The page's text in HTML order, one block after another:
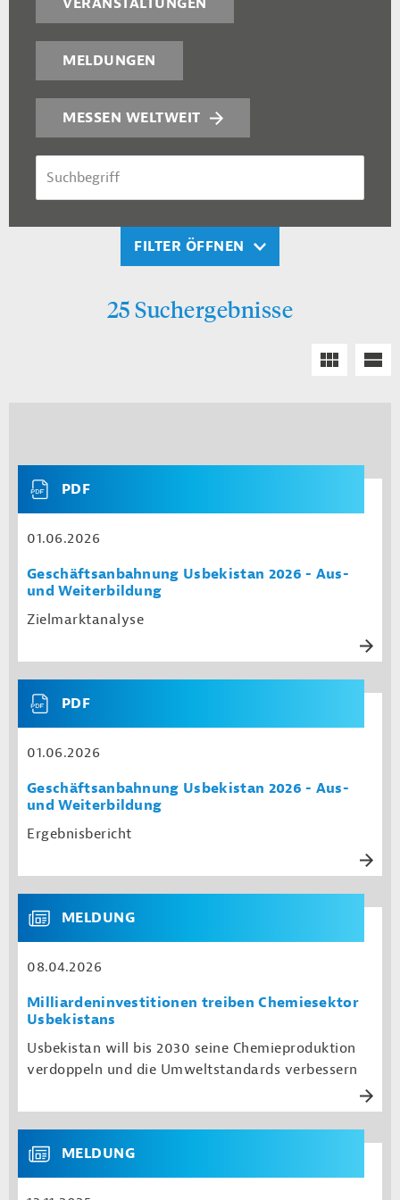
VERANSTALTUNGEN
MELDUNGEN
MESSEN WELTWEIT
FILTER ÖFFNEN
25 Suchergebnisse
PDF
01.06.2026
Geschäftsanbahnung Usbekistan 2026 - Aus-
und Weiterbildung
Zielmarktanalyse
PDF
01.06.2026
Geschäftsanbahnung Usbekistan 2026 - Aus-
und Weiterbildung
Ergebnisbericht
MELDUNG
08.04.2026
Milliardeninvestitionen treiben Chemiesektor
Usbekistans
Usbekistan will bis 2030 seine Chemieproduktion
verdoppeln und die Umweltstandards verbessern
MELDUNG